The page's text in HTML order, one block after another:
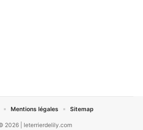
2026 | leterrierdelily.com
Mentions légales Sitemap